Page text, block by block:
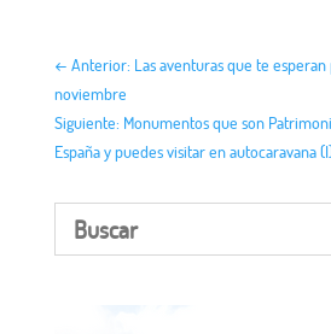
← Anterior: Las aventuras que te
noviembre
Siguiente: Monumentos que son
España y puedes visitar en autocaravana